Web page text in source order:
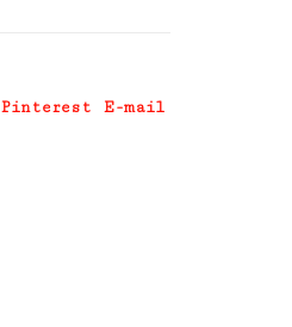
Pinterest E-mail